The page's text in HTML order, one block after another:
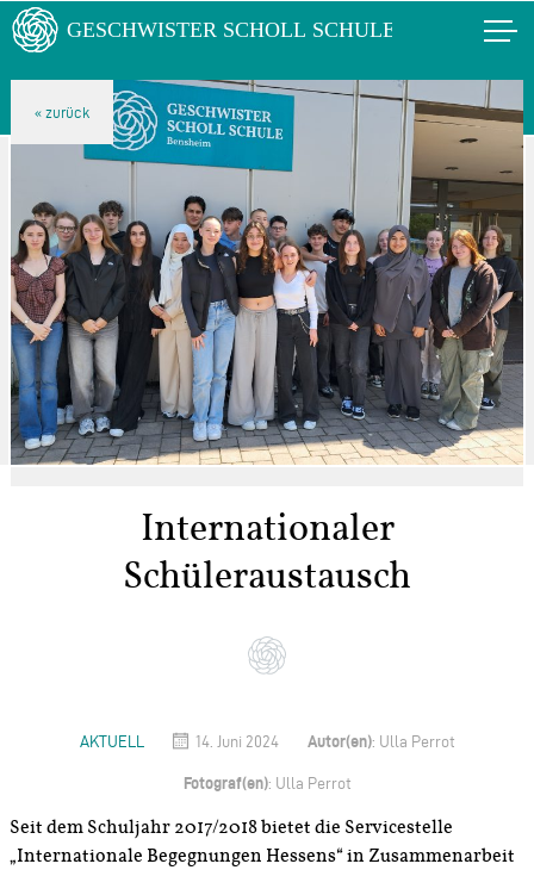
Internationaler
Schüleraustausch
AKTUELL 14. Juni 2024 Autor(en): Ulla Perrot
Fotograf(en): Ulla Perrot
Seit dem Schuljahr 2017/2018 bietet die Servicestelle
„Internationale Begegnungen Hessens“ in Zusammenarbeit